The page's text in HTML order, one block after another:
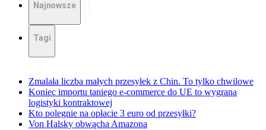
Najnowsze
Tagi
Zmalała liczba małych przesyłek z Chin. To tylko chwilowe
Koniec importu taniego e-commerce do UE to wygrana
logistyki kontraktowej
Kto polegnie na opłacie 3 euro od przesyłki?
Von Halsky obwącha Amazona